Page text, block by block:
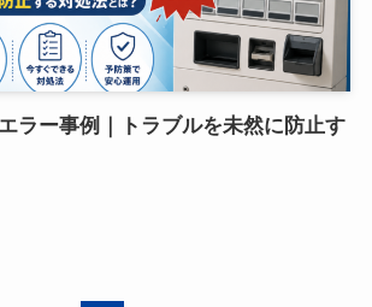
ラー事例｜トラブルを未然に防止す